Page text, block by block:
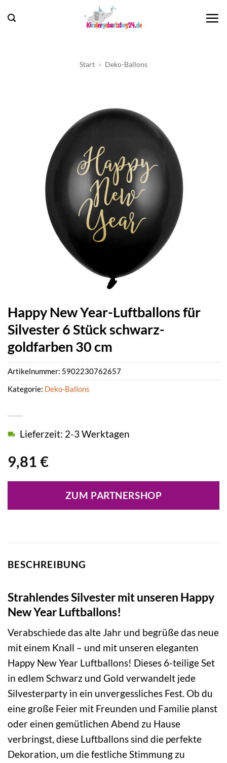
Inhalt
Start » Deko-Ballons
Happy New Year-Luftballons für
Silvester 6 Stück schwarz-
goldfarben 30 cm
9,81 €
Lieferzeit: 2-3 Werktagen
ZUM PARTNERSHOP
Artikelnummer: 5902230762657
Kategorie: Deko-Ballons
BESCHREIBUNG
Strahlendes Silvester mit unseren Happy
New Year Luftballons!
Verabschiede das alte Jahr und begrüße das neue
mit einem Knall – und mit unseren eleganten
Happy New Year Luftballons! Dieses 6-teilige Set
in edlem Schwarz und Gold verwandelt jede
Silvesterparty in ein unvergessliches Fest. Ob du
eine große Feier mit Freunden und Familie planst
oder einen gemütlichen Abend zu Hause
verbringst, diese Luftballons sind die perfekte
Dekoration, um die festliche Stimmung zu